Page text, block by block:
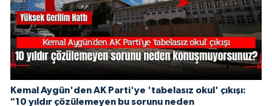
Kemal Aygün'den AK Parti'ye 'tabelasız okul' çıkışı:
"10 yıldır çözülemeyen bu sorunu neden